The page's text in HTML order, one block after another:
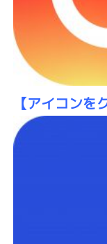
【アイコンを